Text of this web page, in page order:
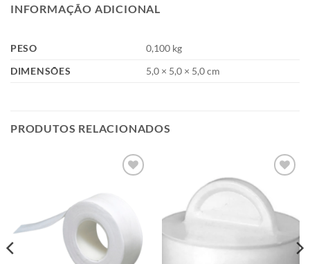
INFORMAÇÃO ADICIONAL
PESO
0,100 kg
DIMENSÕES
5,0 × 5,0 × 5,0 cm
PRODUTOS RELACIONADOS
wishlist